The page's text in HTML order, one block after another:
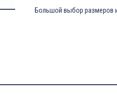
Большой выбор размеров